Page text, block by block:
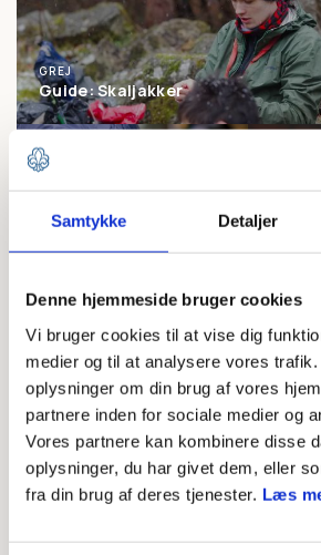
Samtykke Detaljer
Denne hjemmeside bruger cookies
Vi bruger cookies til at vise dig
medier og til at analysere vores
oplysninger om din brug af vores
partnere inden for sociale medier og
Vores partnere kan kombinere disse
oplysninger, du har givet dem, eller
fra din brug af deres tjenester. Læs
GREJ
Guide: Skaljakker
FRILUFTSLIV
PÅ TUR
Guide: Tre måder at brygge god